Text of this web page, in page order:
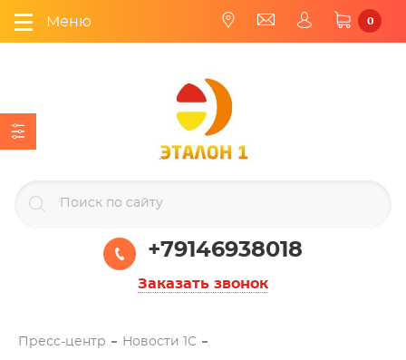
Меню 0
+79146938018
Заказать звонок
Пресс-центр Новости 1С